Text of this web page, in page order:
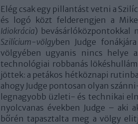
Elég csak egy pillantást vetni a
és logó közt felderengjen a
Idiokrácia) bevásárlóközpontokkal
Szilícium-völgyben Judge
völgyében ugyanis nincs helye
technológiai robbanás
jöttek: a petákos hétköznapi
ahogy Judge pontosan olyan
legnagyobb üzleti- és technikai
nyolcvanas években Judge – aki
bőrén tapasztalta meg a völgy